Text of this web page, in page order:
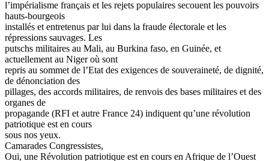
l’impérialisme français et les rejets populaires secouent les pouvoirs
hauts-bourgeois
installés et entretenus par lui dans la fraude électorale et les
répressions sauvages. Les
putschs militaires au Mali, au Burkina faso, en Guinée, et
actuellement au Niger où sont
repris au sommet de l’Etat des exigences de souveraineté, de dignité,
de dénonciation des
pillages, des accords militaires, de renvois des bases militaires et des
organes de
propagande (RFI et autre France 24) indiquent qu’une révolution
patriotique est en cours
sous nos yeux.
Camarades Congressistes,
Oui, une Révolution patriotique est en cours en Afrique de l’Ouest